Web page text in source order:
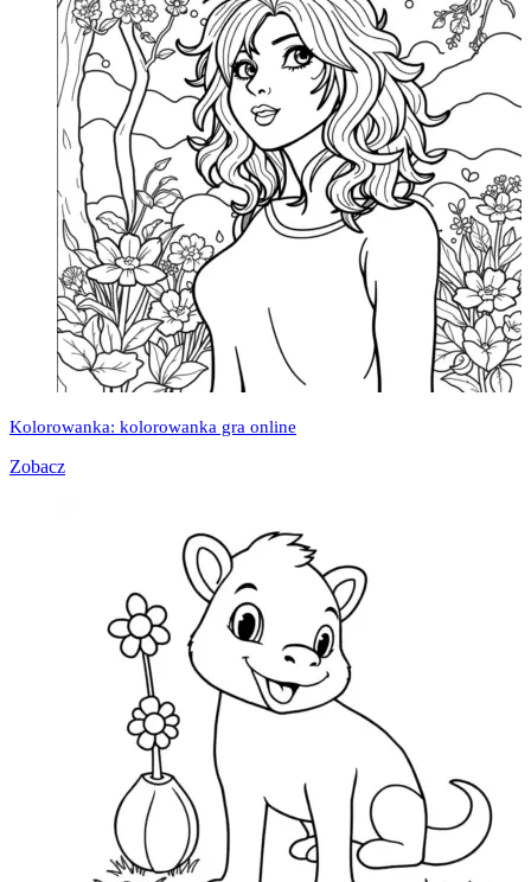
Kolorowanka: kolorowanka gra online
Zobacz